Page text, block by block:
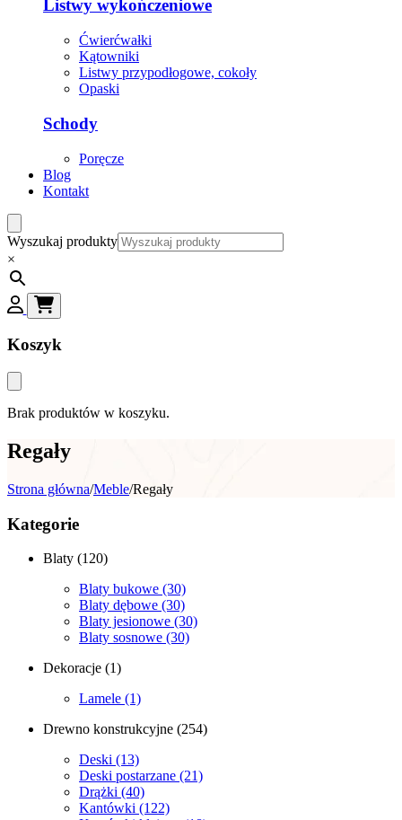
Listwy wykończeniowe
Ćwierćwałki
Kątowniki
Listwy przypodłogowe, cokoły
Opaski
Schody
Poręcze
Blog
Kontakt
Wyszukaj produkty
×
Koszyk
Brak produktów w koszyku.
Regały
Strona główna/Meble/Regały
Kategorie
Blaty (120)
Blaty bukowe (30)
Blaty dębowe (30)
Blaty jesionowe (30)
Blaty sosnowe (30)
Dekoracje (1)
Lamele (1)
Drewno konstrukcyjne (254)
Deski (13)
Deski postarzane (21)
Drążki (40)
Kantówki (122)